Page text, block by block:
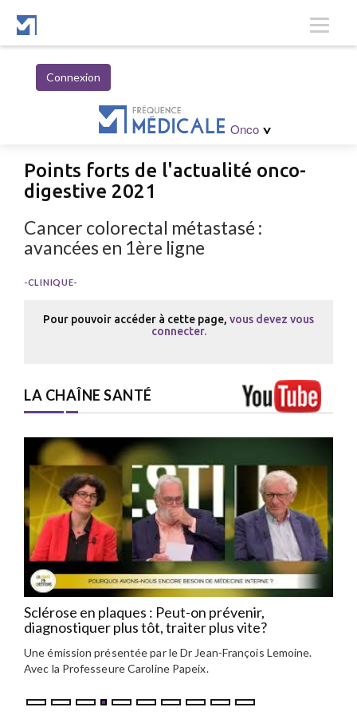
Connexion
Onco>
Points forts de l'actualité onco-
digestive 2021
Cancer colorectal métastasé :
avancées en 1ère ligne
-CLINIQUE-
Pour pouvoir accéder à cette page, vous devez vous
connecter.
LA CHAÎNE SANTÉ
Sclérose en plaques : Peut-on prévenir,
diagnostiquer plus tôt, traiter plus vite?
Une émission présentée par le Dr Jean-François Lemoine.
Avec la Professeure Caroline Papeix.